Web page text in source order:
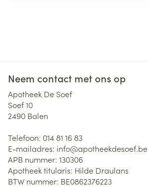
Neem contact met ons op
Apotheek De Soef
Soef 10
2490 Balen
Telefoon: 014 81 16 83
E-mailadres: info@apotheekdesoef.be
APB nummer: 130306
Apotheek titularis: Hilde Draulans
BTW nummer: BE0862376223